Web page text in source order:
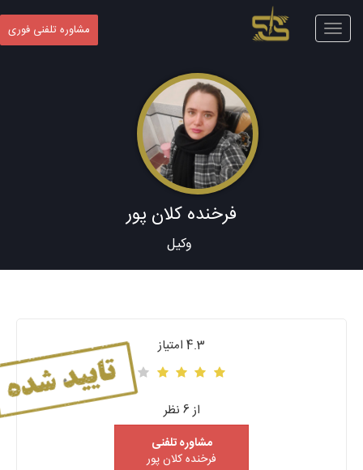
Toggle
navigation
مشاوره تلفنی فوری
فرخنده کلان پور
وکیل
4.3 امتیاز
از 6 نظر
مشاوره تلفنی
فرخنده کلان پور